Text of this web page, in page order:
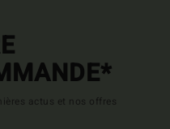
actus et nos offres